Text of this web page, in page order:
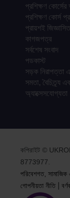
প্রশিক্ষণ
প্রশিক্ষণ কোর্স
প্রায়শই
কাগজপত্র
সর্বশেষ সংবাদ
পডকাস্ট
সড়ক নিরাপত্তা
সমতা, বৈচিত্র্য
অ্যাক্সেসযোগ্যতা
কপিরাইট ©
8773977.
পরিবেশগত, সামাজিক
গোপনীয়তা নীতি |